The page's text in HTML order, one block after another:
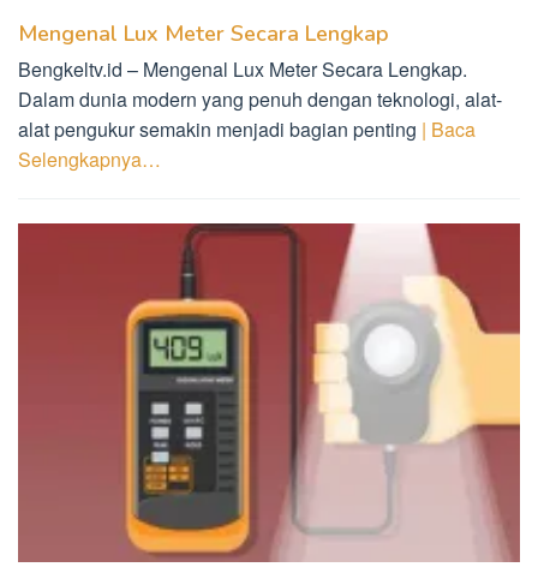
Mengenal Lux Meter Secara Lengkap
Bengkeltv.id – Mengenal Lux Meter Secara Lengkap.
Dalam dunia modern yang penuh dengan teknologi, alat-
alat pengukur semakin menjadi bagian penting | Baca
Selengkapnya…